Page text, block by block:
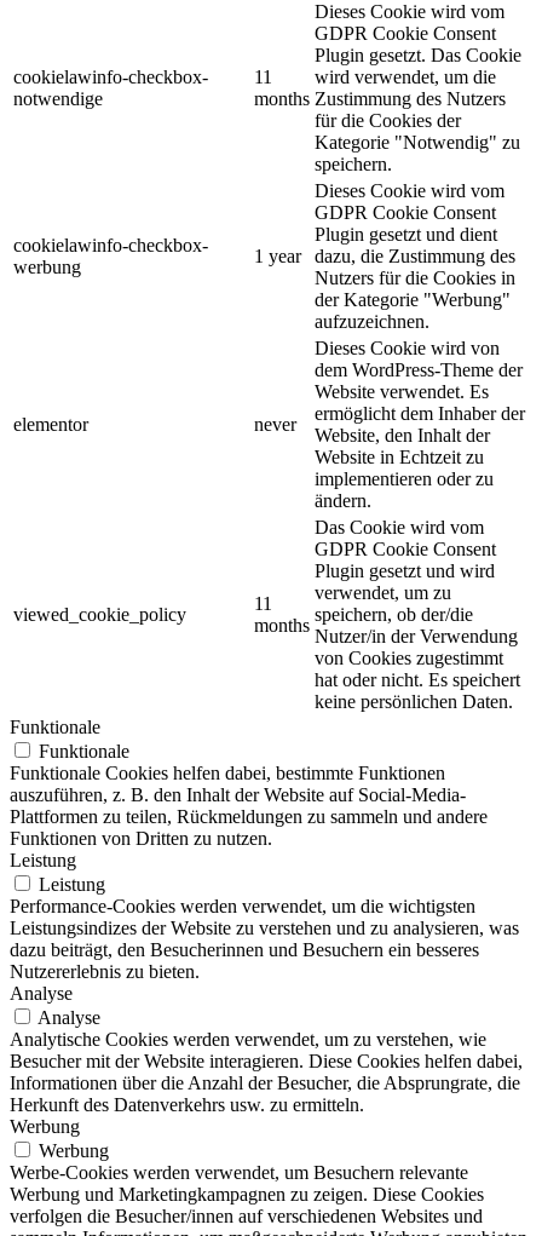
cookielawinfo-checkbox-
notwendige
11
months
Dieses Cookie wird vom
GDPR Cookie Consent
Plugin gesetzt. Das Cookie
wird verwendet, um die
Zustimmung des Nutzers
für die Cookies der
Kategorie "Notwendig" zu
speichern.
cookielawinfo-checkbox-
werbung
1 year
Dieses Cookie wird vom
GDPR Cookie Consent
Plugin gesetzt und dient
dazu, die Zustimmung des
Nutzers für die Cookies in
der Kategorie "Werbung"
aufzuzeichnen.
elementor never
Dieses Cookie wird von
dem WordPress-Theme der
Website verwendet. Es
ermöglicht dem Inhaber der
Website, den Inhalt der
Website in Echtzeit zu
implementieren oder zu
ändern.
viewed_cookie_policy
11
months
Das Cookie wird vom
GDPR Cookie Consent
Plugin gesetzt und wird
verwendet, um zu
speichern, ob der/die
Nutzer/in der Verwendung
von Cookies zugestimmt
hat oder nicht. Es speichert
keine persönlichen Daten.
Funktionale
Funktionale
Funktionale Cookies helfen dabei, bestimmte Funktionen
auszuführen, z. B. den Inhalt der Website auf Social-Media-
Plattformen zu teilen, Rückmeldungen zu sammeln und andere
Funktionen von Dritten zu nutzen.
Leistung
Leistung
Performance-Cookies werden verwendet, um die wichtigsten
Leistungsindizes der Website zu verstehen und zu analysieren, was
dazu beiträgt, den Besucherinnen und Besuchern ein besseres
Nutzererlebnis zu bieten.
Analyse
Analyse
Analytische Cookies werden verwendet, um zu verstehen, wie
Besucher mit der Website interagieren. Diese Cookies helfen dabei,
Informationen über die Anzahl der Besucher, die Absprungrate, die
Herkunft des Datenverkehrs usw. zu ermitteln.
Werbung
Werbung
Werbe-Cookies werden verwendet, um Besuchern relevante
Werbung und Marketingkampagnen zu zeigen. Diese Cookies
verfolgen die Besucher/innen auf verschiedenen Websites und